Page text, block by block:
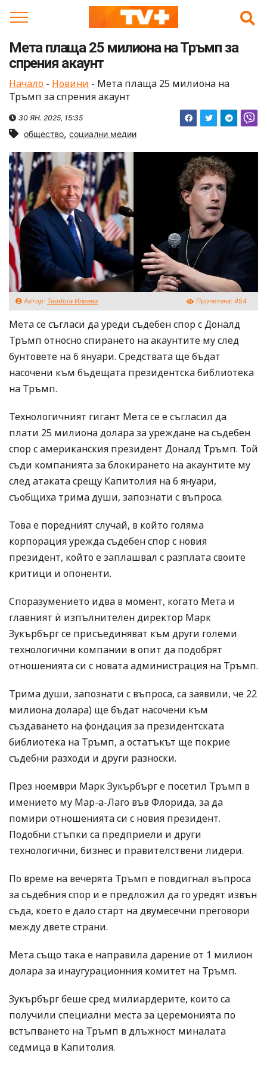
Мета плаща 25 милиона на Тръмп за
спрения акаунт
Начало - Новини - Мета плаща 25 милиона на
Тръмп за спрения акаунт
30 ЯН. 2025, 15:35
общество, социални медии
Автор: Teodora Илиева Прочетена: 454
Мета се съгласи да уреди съдебен спор с Доналд
Тръмп относно спирането на акаунтите му след
бунтовете на 6 януари. Средствата ще бъдат
насочени към бъдещата президентска библиотека
на Тръмп.
Технологичният гигант Мета се е съгласил да
плати 25 милиона долара за уреждане на съдебен
спор с американския президент Доналд Тръмп. Той
съди компанията за блокирането на акаунтите му
след атаката срещу Капитолия на 6 януари,
съобщиха трима души, запознати с въпроса.
Това е поредният случай, в който голяма
корпорация урежда съдебен спор с новия
президент, който е заплашвал с разплата своите
критици и опоненти.
Споразумението идва в момент, когато Мета и
главният ѝ изпълнителен директор Марк
Зукърбърг се присъединяват към други големи
технологични компании в опит да подобрят
отношенията си с новата администрация на Тръмп.
Трима души, запознати с въпроса, са заявили, че 22
милиона долара) ще бъдат насочени към
създаването на фондация за президентската
библиотека на Тръмп, а остатъкът ще покрие
съдебни разходи и други разноски.
През ноември Марк Зукърбърг е посетил Тръмп в
имението му Мар-а-Лаго във Флорида, за да
помири отношенията си с новия президент.
Подобни стъпки са предприели и други
технологични, бизнес и правителствени лидери.
По време на вечерята Тръмп е повдигнал въпроса
за съдебния спор и е предложил да го уредят извън
съда, което е дало старт на двумесечни преговори
между двете страни.
Мета също така е направила дарение от 1 милион
долара за инаугурационния комитет на Тръмп.
Зукърбърг беше сред милиардерите, които са
получили специални места за церемонията по
встъпването на Тръмп в длъжност миналата
седмица в Капитолия.